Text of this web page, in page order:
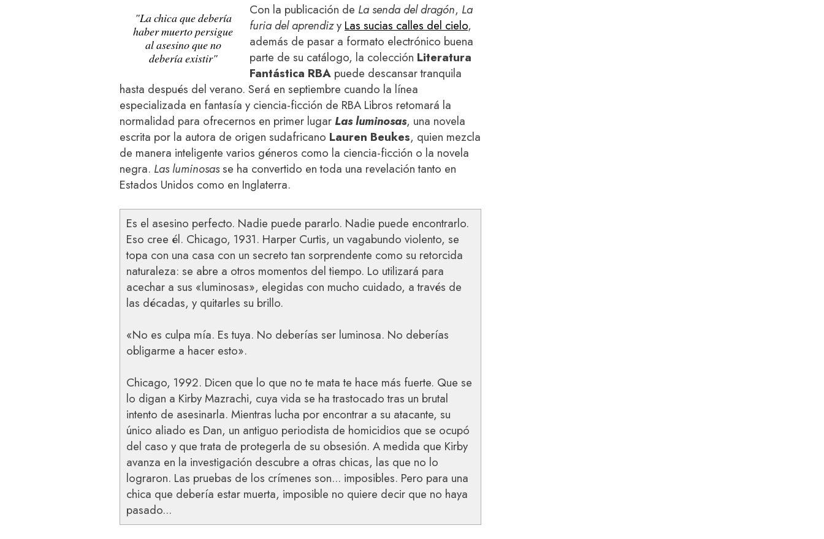
"La chica que debería
haber muerto persigue
al asesino que no
debería existir"
Con la publicación de La senda del dragón, La
furia del aprendizy Las sucias calles del cielo,
además de pasar a formato electrónico buena
parte de su catálogo, la colección Literatura
Fantástica RBA puede descansar tranquila
hasta después del verano. Será en septiembre cuando la línea
especializada en fantasía y ciencia-ficción de RBA Libros retomará la
normalidad para ofrecernos en primer lugar Las luminosas, una novela
escrita por la autora de origen sudafricano Lauren Beukes, quien mezcla
de manera inteligente varios géneros como la ciencia-ficción o la novela
negra. Las luminosasse ha convertido en toda una revelación tanto en
Estados Unidos como en Inglaterra.
Es el asesino perfecto. Nadie puede pararlo. Nadie puede encontrarlo.
Eso cree él. Chicago, 1931. Harper Curtis, un vagabundo violento, se
topa con una casa con un secreto tan sorprendente como su retorcida
naturaleza: se abre a otros momentos del tiempo. Lo utilizará para
acechar a sus «luminosas», elegidas con mucho cuidado, a través de
las décadas, y quitarles su brillo.
«No es culpa mía. Es tuya. No deberías ser luminosa. No deberías
obligarme a hacer esto».
Chicago, 1992. Dicen que lo que no te mata te hace más fuerte. Que se
lo digan a Kirby Mazrachi, cuya vida se ha trastocado tras un brutal
intento de asesinarla. Mientras lucha por encontrar a su atacante, su
único aliado es Dan, un antiguo periodista de homicidios que se ocupó
del caso y que trata de protegerla de su obsesión. A medida que Kirby
avanza en la investigación descubre a otras chicas, las que no lo
lograron. Las pruebas de los crímenes son... imposibles. Pero para una
chica que debería estar muerta, imposible no quiere decir que no haya
pasado...